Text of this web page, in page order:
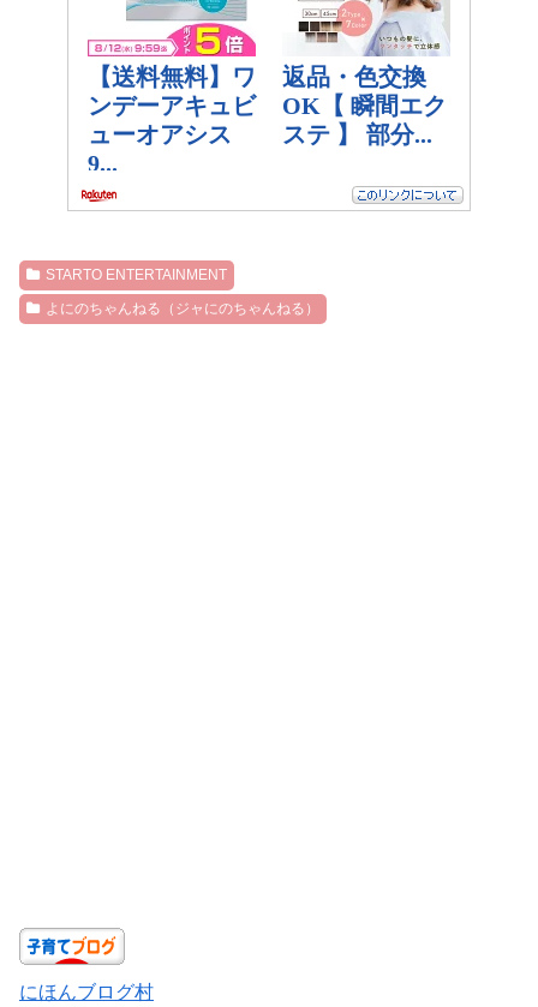
STARTO ENTERTAINMENT
よにのちゃんねる（ジャにのちゃんねる）
にほんブログ村